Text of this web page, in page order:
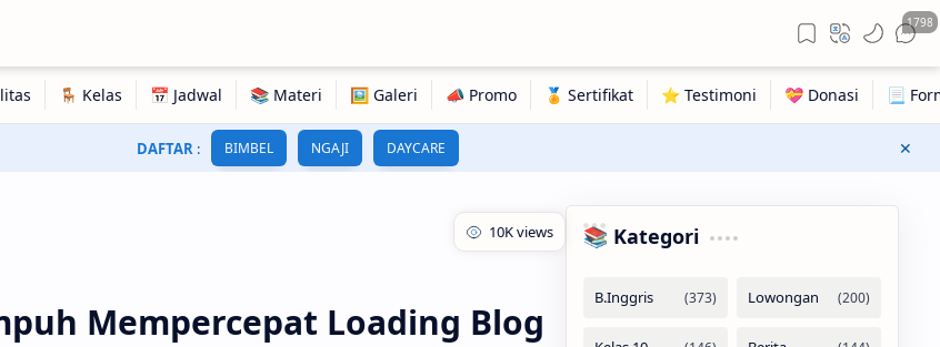
1798
DAFTAR : BIMBEL NGAJI DAYCARE
Mempercepat Loading Blog
📚 Kategori